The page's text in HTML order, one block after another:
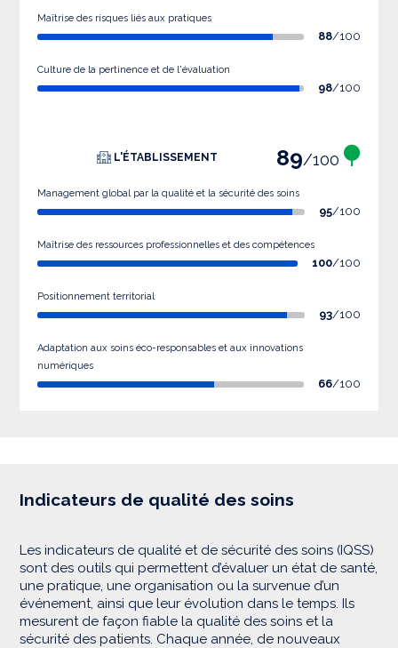
Maîtrise des risques liés aux pratiques
88/100
Culture de la pertinence et de l'évaluation
98/100
L'ÉTABLISSEMENT 89/100
Management global par la qualité et la sécurité des soins
95/100
Maîtrise des ressources professionnelles et des compétences
100/100
Positionnement territorial
93/100
Adaptation aux soins éco-responsables et aux innovations
numériques
66/100
Indicateurs de qualité des soins
Les indicateurs de qualité et de sécurité des soins (IQSS)
sont des outils qui permettent d’évaluer un état de santé,
une pratique, une organisation ou la survenue d’un
événement, ainsi que leur évolution dans le temps. Ils
mesurent de façon fiable la qualité des soins et la
sécurité des patients. Chaque année, de nouveaux